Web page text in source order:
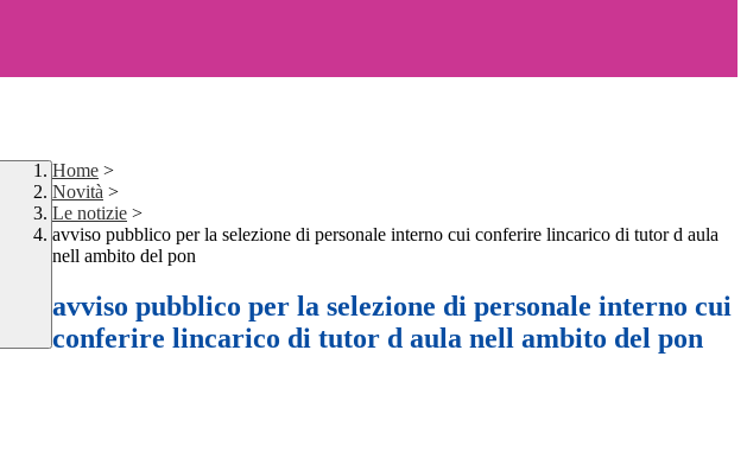
Home >
Novità >
Le notizie >
avviso pubblico per la selezione di personale interno cui conferire lincarico di tutor d aula
nell ambito del pon
avviso pubblico per la selezione di personale interno cui
conferire lincarico di tutor d aula nell ambito del pon